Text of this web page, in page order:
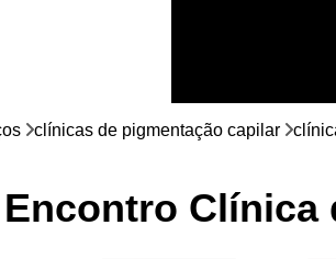
Preenchimento
clínicas de pigmentação capilar
Clínica